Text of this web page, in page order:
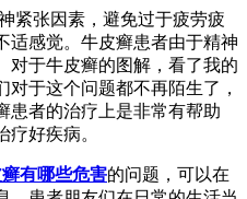
紧张因素，避免过于疲劳疲
适感觉。牛皮癣患者由于精神
对于牛皮癣的图解，看了我的
于这个问题都不再陌生了，
患者的治疗上是非常有帮助
好疾病。
有哪些危害的问题，可以在